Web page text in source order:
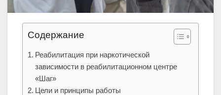
Содержание
Реабилитация при наркотической
зависимости в реабилитационном центре
«Шаг»
Цели и принципы работы